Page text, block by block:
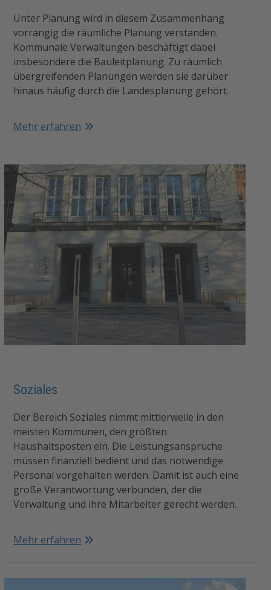
Unter Planung wird in diesem Zusammenhang
vorrangig die räumliche Planung verstanden.
Kommunale Verwaltungen beschäftigt dabei
insbesondere die Bauleitplanung. Zu räumlich
übergreifenden Planungen werden sie darüber
hinaus häufig durch die Landesplanung gehört.
Mehr erfahren
Soziales
Der Bereich Soziales nimmt mittlerweile in den
meisten Kommunen, den größten
Haushaltsposten ein. Die Leistungsansprüche
müssen finanziell bedient und das notwendige
Personal vorgehalten werden. Damit ist auch eine
große Verantwortung verbunden, der die
Verwaltung und ihre Mitarbeiter gerecht werden.
Mehr erfahren